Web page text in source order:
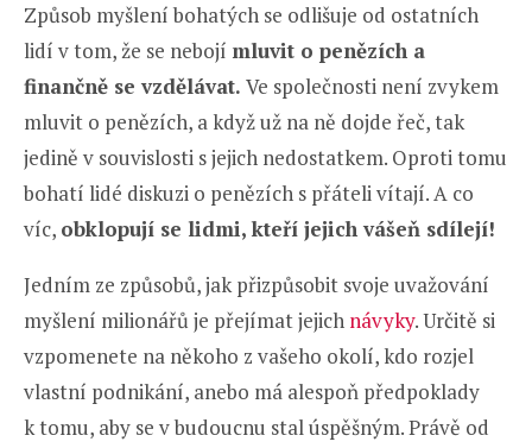
Způsob myšlení bohatých se odlišuje od ostatních
lidí v tom, že se nebojí mluvit o penězích a
finančně se vzdělávat. Ve společnosti není zvykem
mluvit o penězích, a když už na ně dojde řeč, tak
jedině v souvislosti s jejich nedostatkem. Oproti tomu
bohatí lidé diskuzi o penězích s přáteli vítají. A co
víc, obklopují se lidmi, kteří jejich vášeň sdílejí!
Jedním ze způsobů, jak přizpůsobit svoje uvažování
myšlení milionářů je přejímat jejich návyky. Určitě si
vzpomenete na někoho z vašeho okolí, kdo rozjel
vlastní podnikání, anebo má alespoň předpoklady
k tomu, aby se v budoucnu stal úspěšným. Právě od